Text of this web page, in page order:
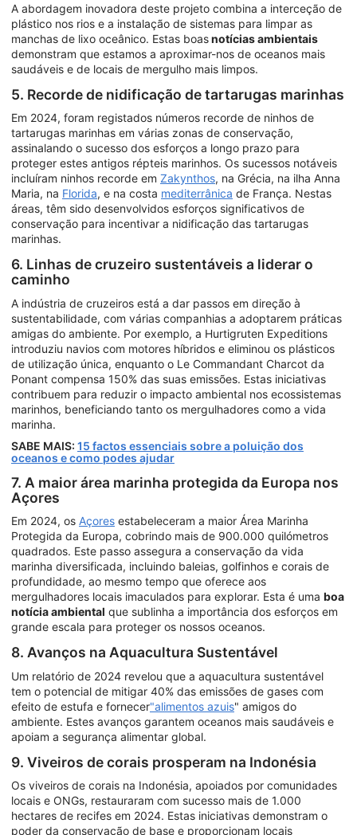
A abordagem inovadora deste projeto combina a interceção de
plástico nos rios e a instalação de sistemas para limpar as
manchas de lixo oceânico. Estas boasnotícias ambientais
demonstram que estamos a aproximar-nos de oceanos mais
saudáveis e de locais de mergulho mais limpos.
5. Recorde de nidificação de tartarugas marinhas
Em 2024, foram registados números recorde de ninhos de
tartarugas marinhas em várias zonas de conservação,
assinalando o sucesso dos esforços a longo prazo para
proteger estes antigos répteis marinhos. Os sucessos notáveis
incluíram ninhos recorde em Zakynthos, na Grécia, na ilha Anna
Maria, na Florida, e na costa mediterrânica de França. Nestas
áreas, têm sido desenvolvidos esforços significativos de
conservação para incentivar a nidificação das tartarugas
marinhas.
6. Linhas de cruzeiro sustentáveis a liderar o
caminho
A indústria de cruzeiros está a dar passos em direção à
sustentabilidade, com várias companhias a adoptarem práticas
amigas do ambiente. Por exemplo, a Hurtigruten Expeditions
introduziu navios com motores híbridos e eliminou os plásticos
de utilização única, enquanto o Le Commandant Charcot da
Ponant compensa 150% das suas emissões. Estas iniciativas
contribuem para reduzir o impacto ambiental nos ecossistemas
marinhos, beneficiando tanto os mergulhadores como a vida
marinha.
SABE MAIS: 15 factos essenciais sobre a poluição dos
oceanos e como podes ajudar
7. A maior área marinha protegida da Europa nos
Açores
Em 2024, os Açores estabeleceram a maior Área Marinha
Protegida da Europa, cobrindo mais de 900.000 quilómetros
quadrados. Este passo assegura a conservação da vida
marinha diversificada, incluindo baleias, golfinhos e corais de
profundidade, ao mesmo tempo que oferece aos
mergulhadores locais imaculados para explorar. Esta é uma boa
notícia ambiental que sublinha a importância dos esforços em
grande escala para proteger os nossos oceanos.
8. Avanços na Aquacultura Sustentável
Um relatório de 2024 revelou que a aquacultura sustentável
tem o potencial de mitigar 40% das emissões de gases com
efeito de estufa e fornecer"alimentos azuis" amigos do
ambiente. Estes avanços garantem oceanos mais saudáveis e
apoiam a segurança alimentar global.
9. Viveiros de corais prosperam na Indonésia
Os viveiros de corais na Indonésia, apoiados por comunidades
locais e ONGs, restauraram com sucesso mais de 1.000
hectares de recifes em 2024. Estas iniciativas demonstram o
poder da conservação de base e proporcionam locais